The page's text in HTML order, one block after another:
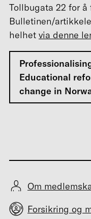
Tollbugata 22 for å
Bulletinen/
helhet via denne
Educational
change in
Om
Forsikring og